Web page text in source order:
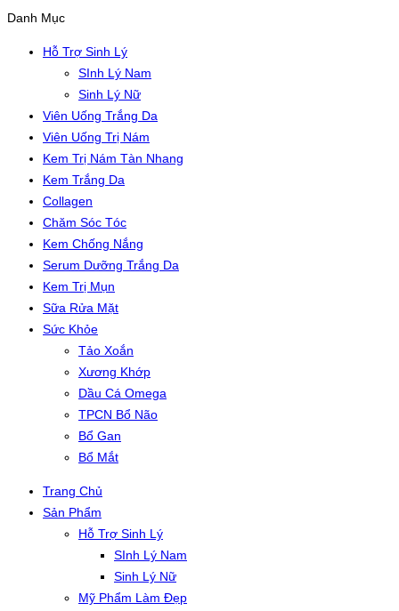
Danh Mục
Hỗ Trợ Sinh Lý
SInh Lý Nam
Sinh Lý Nữ
Viên Uống Trắng Da
Viên Uống Trị Nám
Kem Trị Nám Tàn Nhang
Kem Trắng Da
Collagen
Chăm Sóc Tóc
Kem Chống Nắng
Serum Dưỡng Trắng Da
Kem Trị Mụn
Sữa Rửa Mặt
Sức Khỏe
Tảo Xoắn
Xương Khớp
Dầu Cá Omega
TPCN Bổ Não
Bổ Gan
Bổ Mắt
Trang Chủ
Sản Phẩm
Hỗ Trợ Sinh Lý
SInh Lý Nam
Sinh Lý Nữ
Mỹ Phẩm Làm Đẹp